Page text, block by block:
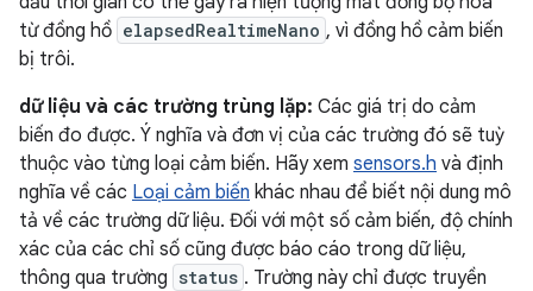
từ đồng hồ elapsedRealtimeNano , vì đồng hồ cảm biến
bị trôi.
dữ liệu và các trường trùng lặp: Các giá trị do cảm
biến đo được. Ý nghĩa và đơn vị của các trường đó sẽ tuỳ
thuộc vào từng loại cảm biến. Hãy xem sensors.h và định
nghĩa về các Loại cảm biến khác nhau để biết nội dung mô
tả về các trường dữ liệu. Đối với một số cảm biến, độ chính
xác của các chỉ số cũng được báo cáo trong dữ liệu,
thông qua trường status . Trường này chỉ được truyền